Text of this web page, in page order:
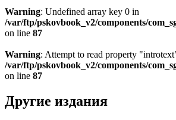
Warning: Undefined array key 0 in
/var/ftp/pskovbook_v2/components/
on line 87
Warning: Attempt to read property
/var/ftp/pskovbook_v2/components/
on line 87
Другие издания